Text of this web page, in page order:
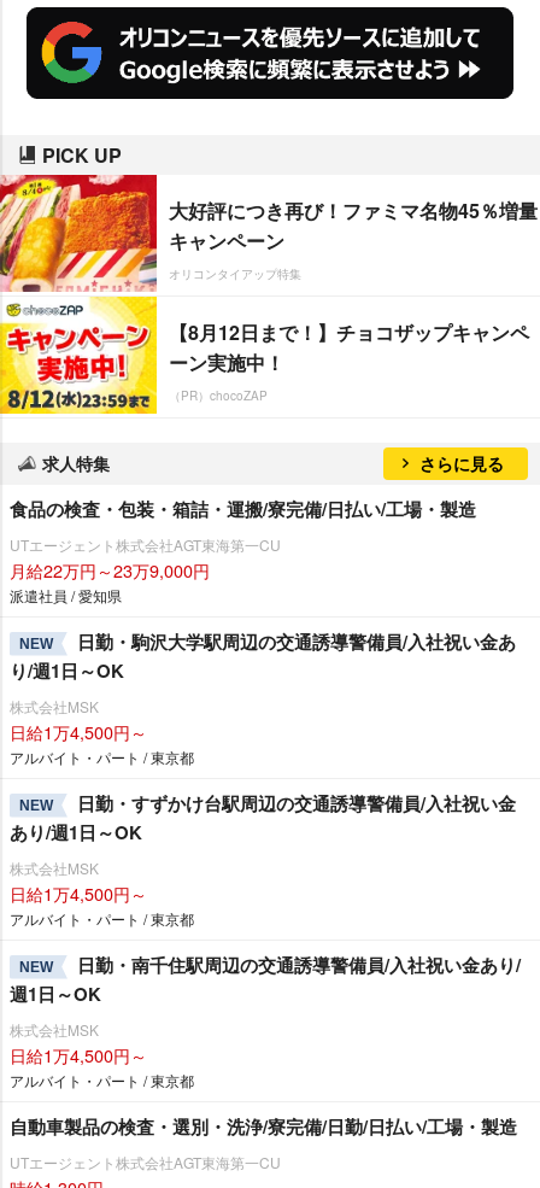
PICK UP
大好評につき再び！ファミマ名物45％増量
キャンペーン
オリコンタイアップ特集
【8月12日まで！】チョコザップキャンペ
ーン実施中！
（PR）chocoZAP
求人特集 さらに見る
食品の検査・包装・箱詰・運搬/寮完備/日払い/工場・製造
UTエージェント株式会社AGT東海第一CU
月給22万円～23万9,000円
派遣社員 / 愛知県
NEW
日勤・駒沢大学駅周辺の交通誘導警備員/入社祝い金あ
り/週1日～OK
株式会社MSK
日給1万4,500円～
アルバイト・パート / 東京都
NEW
日勤・すずかけ台駅周辺の交通誘導警備員/入社祝い金
あり/週1日～OK
株式会社MSK
日給1万4,500円～
アルバイト・パート / 東京都
NEW
日勤・南千住駅周辺の交通誘導警備員/入社祝い金あり/
週1日～OK
株式会社MSK
日給1万4,500円～
アルバイト・パート / 東京都
自動車製品の検査・選別・洗浄/寮完備/日勤/日払い/工場・製造
UTエージェント株式会社AGT東海第一CU